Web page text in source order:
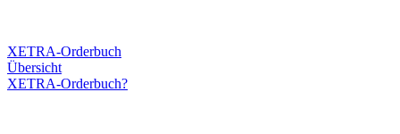
XETRA-Orderbuch
Übersicht
XETRA-Orderbuch?